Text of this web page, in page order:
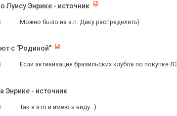
Луису Энрике - источник
Можно было на з.п. Даку распределить)
с "Родиной"
Если активизация бразильских клубов по покупке
Энрике - источник
Так я это и имею в виду. :)